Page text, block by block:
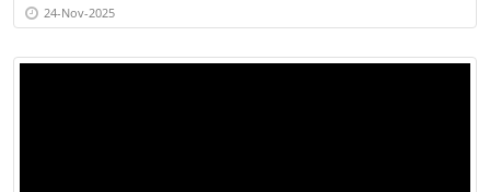
24-Nov-2025